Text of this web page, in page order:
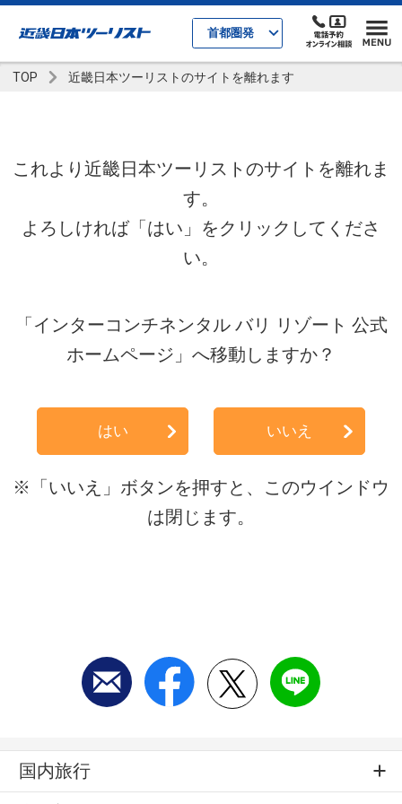
首都圏発
TOP 近畿日本ツーリストのサイトを離れます
これより近畿日本ツーリストのサイトを離れま
す。
よろしければ「はい」をクリックしてくださ
い。
「インターコンチネンタル バリ リゾート 公式
ホームページ」へ移動しますか？
はい いいえ
※「いいえ」ボタンを押すと、このウインドウ
は閉じます。
国内旅行